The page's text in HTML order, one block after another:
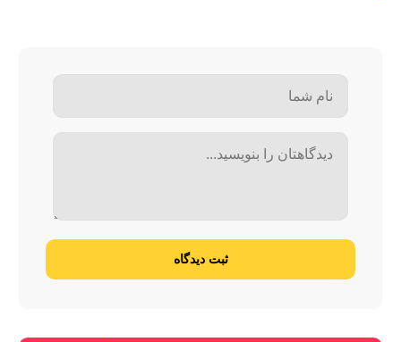
ثبت دیدگاه